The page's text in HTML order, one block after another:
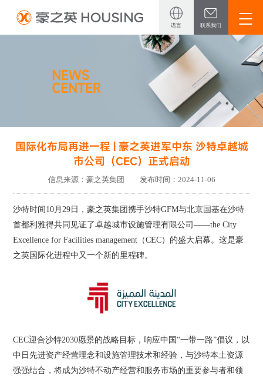
联系我们
语言
中文
英文
国际化布局再进一程 | 豪之英进军中东 沙特卓越城
市公司（CEC）正式启动
信息来源：豪之英集团 发布时间：2024-11-06
沙特时间10月29日，豪之英集团携手沙特GFM与北京国基在沙特
首都利雅得共同见证了卓越城市设施管理有限公司——the City
Excellence for Facilities management（CEC）的盛大启幕。这是豪
之英国际化进程中又一个新的里程碑。
CEC迎合沙特2030愿景的战略目标，响应中国“一带一路”倡议，以
中日先进资产经营理念和设施管理技术和经验，与沙特本土资源
强强结合，将成为沙特不动产经营和服务市场的重要参与者和领